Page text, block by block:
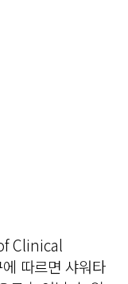
Clinical
따르면 샤워타